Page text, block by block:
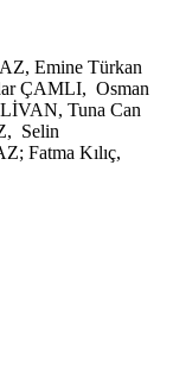
Emine Türkan
ÇAMLI, Osman
Tuna Can
Selin
Fatma Kılıç,